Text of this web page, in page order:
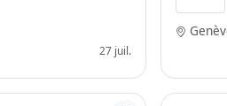
27 juil.